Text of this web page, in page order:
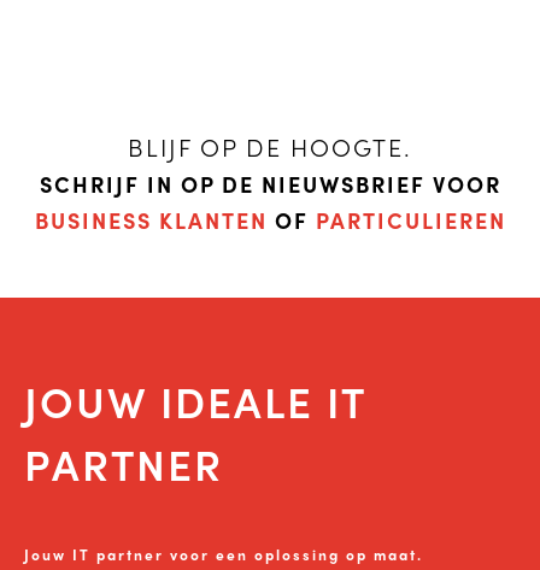
BLIJF OP DE HOOGTE.
SCHRIJF IN OP DE NIEUWSBRIEF VOOR
BUSINESS KLANTEN OF PARTICULIEREN
JOUW IDEALE IT
PARTNER
Jouw IT partner voor een oplossing op maat.